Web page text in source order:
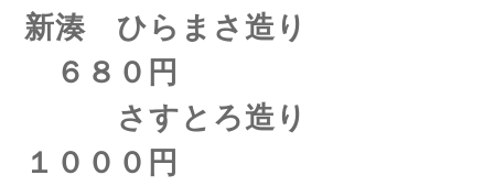
新湊 ひらまさ造り
６８０円
さすとろ造り
１０００円